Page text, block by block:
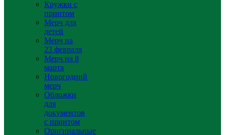
Кружки с
принтом
Мерч для
детей
Мерч на
23 февраля
Мерч на 8
марта
Новогодний
мерч
Обложки
для
документов
с принтом
Оригинальные